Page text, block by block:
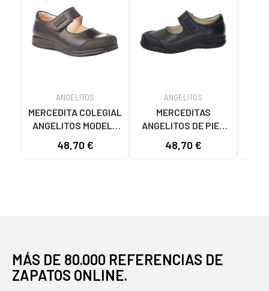
ANGELITOS
MERCEDITA COLEGIAL
ANGELITOS MODELO
48,70 €
ANGELITOS
MERCEDITAS
ANGELITOS DE PIEL
463 MARINO AZUL
48,70 €
MÁS DE 80.000 REFERENCIAS DE
ZAPATOS ONLINE.